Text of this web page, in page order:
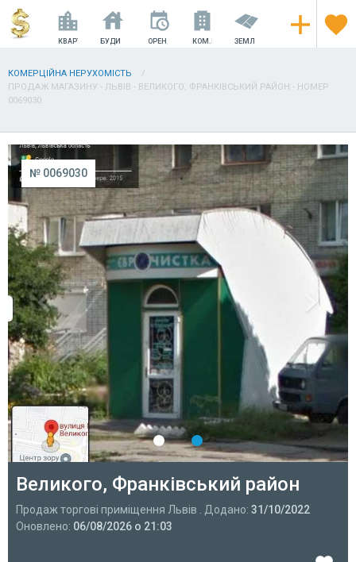
КВАРТИРИ БУДИНКИ ОРЕНДА КОМ.НЕРУХОМІСТЬ
ЗЕМЛЯ
КОМЕРЦІЙНА НЕРУХОМІСТЬ
ПРОДАЖ МАГАЗИНУ - ЛЬВІВ - ВЕЛИКОГО, ФРАНКІВСЬКИЙ РАЙОН - НОМЕР
0069030
№ 0069030
Великого, Франківський район
Продаж торгові приміщення Львів . Додано: 31/10/2022
Оновлено: 06/08/2026 о 21:03